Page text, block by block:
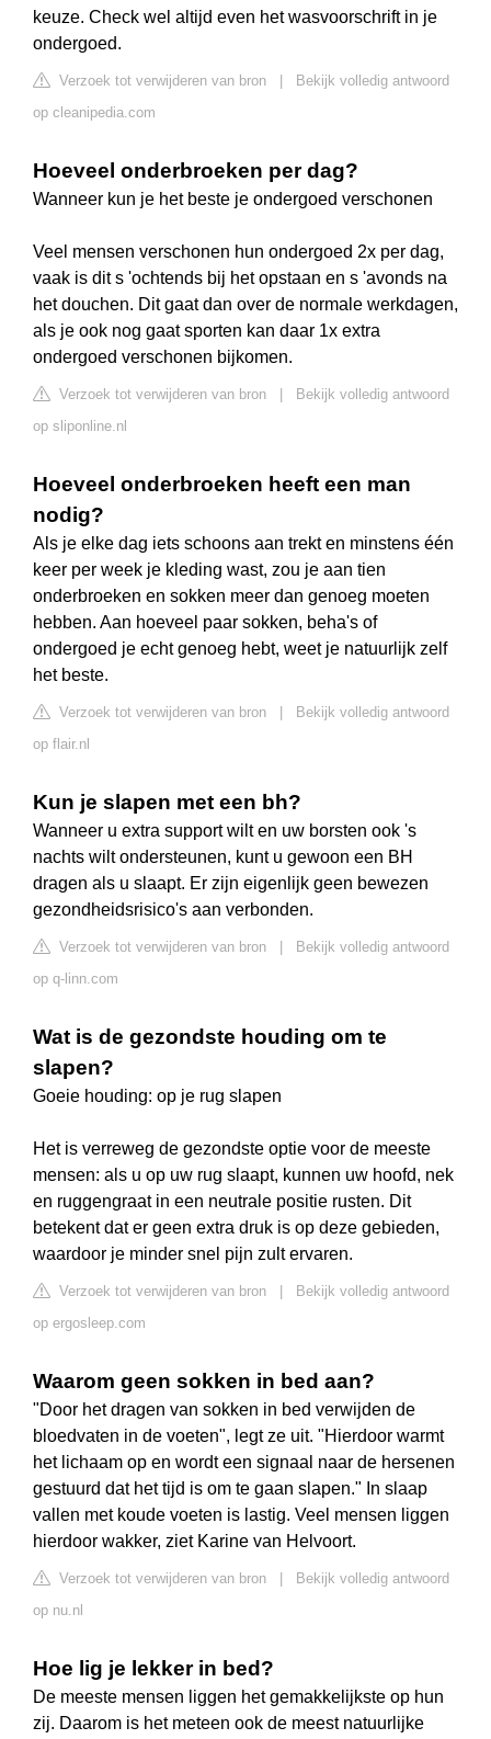
keuze. Check wel altijd even het wasvoorschrift in je
ondergoed.
Verzoek tot verwijderen van bron
Bekijk volledig antwoord
op cleanipedia.com
Hoeveel onderbroeken per dag?
Wanneer kun je het beste je ondergoed verschonen
Veel mensen verschonen hun ondergoed 2x per dag,
vaak is dit s 'ochtends bij het opstaan en s 'avonds na
het douchen. Dit gaat dan over de normale werkdagen,
als je ook nog gaat sporten kan daar 1x extra
ondergoed verschonen bijkomen.
Verzoek tot verwijderen van bron
Bekijk volledig antwoord
op sliponline.nl
Hoeveel onderbroeken heeft een man
nodig?
Als je elke dag iets schoons aan trekt en minstens één
keer per week je kleding wast, zou je aan tien
onderbroeken en sokken meer dan genoeg moeten
hebben. Aan hoeveel paar sokken, beha's of
ondergoed je echt genoeg hebt, weet je natuurlijk zelf
het beste.
Verzoek tot verwijderen van bron
Bekijk volledig antwoord
op flair.nl
Kun je slapen met een bh?
Wanneer u extra support wilt en uw borsten ook 's
nachts wilt ondersteunen, kunt u gewoon een BH
dragen als u slaapt. Er zijn eigenlijk geen bewezen
gezondheidsrisico's aan verbonden.
Verzoek tot verwijderen van bron
Bekijk volledig antwoord
op q-linn.com
Wat is de gezondste houding om te
slapen?
Goeie houding: op je rug slapen
Het is verreweg de gezondste optie voor de meeste
mensen: als u op uw rug slaapt, kunnen uw hoofd, nek
en ruggengraat in een neutrale positie rusten. Dit
betekent dat er geen extra druk is op deze gebieden,
waardoor je minder snel pijn zult ervaren.
Verzoek tot verwijderen van bron
Bekijk volledig antwoord
op ergosleep.com
Waarom geen sokken in bed aan?
"Door het dragen van sokken in bed verwijden de
bloedvaten in de voeten", legt ze uit. "Hierdoor warmt
het lichaam op en wordt een signaal naar de hersenen
gestuurd dat het tijd is om te gaan slapen." In slaap
vallen met koude voeten is lastig. Veel mensen liggen
hierdoor wakker, ziet Karine van Helvoort.
Verzoek tot verwijderen van bron
Bekijk volledig antwoord
op nu.nl
Hoe lig je lekker in bed?
De meeste mensen liggen het gemakkelijkste op hun
zij. Daarom is het meteen ook de meest natuurlijke